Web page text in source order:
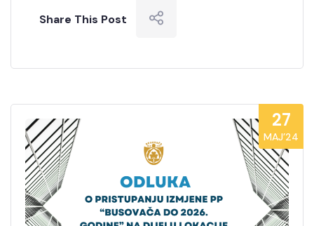
Share This Post
27
MAJ’24